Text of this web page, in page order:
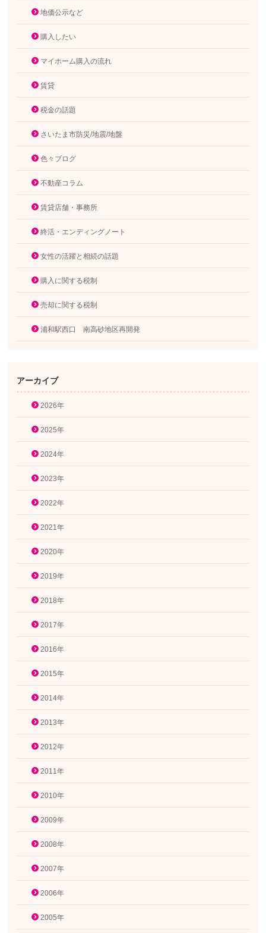
地価公示など
購入したい
マイホーム購入の流れ
賃貸
税金の話題
さいたま市防災/地震/地盤
色々ブログ
不動産コラム
賃貸店舗・事務所
終活・エンディングノート
女性の活躍と相続の話題
購入に関する税制
売却に関する税制
浦和駅西口 南高砂地区再開発
アーカイブ
2026年
2025年
2024年
2023年
2022年
2021年
2020年
2019年
2018年
2017年
2016年
2015年
2014年
2013年
2012年
2011年
2010年
2009年
2008年
2007年
2006年
2005年